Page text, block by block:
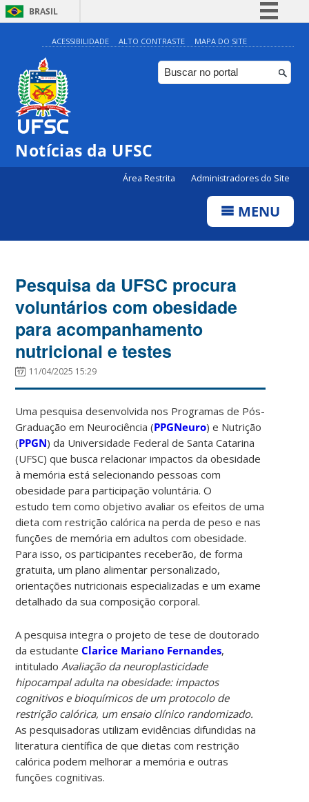
BRASIL
Simplifique!
Comunica BR
Participe
ACESSIBILIDADE ALTO CONTRASTE MAPA DO SITE
Notícias da UFSC
Área Restrita Administradores do Site
MENU
Pesquisa da UFSC procura
voluntários com obesidade
para acompanhamento
nutricional e testes
11/04/2025 15:29
Uma pesquisa desenvolvida nos Programas de Pós-
Graduação em Neurociência (PPGNeuro) e Nutrição
(PPGN) da Universidade Federal de Santa Catarina
(UFSC) que busca relacionar impactos da obesidade
à memória está selecionando pessoas com
obesidade para participação voluntária. O
estudo tem como objetivo avaliar os efeitos de uma
dieta com restrição calórica na perda de peso e nas
funções de memória em adultos com obesidade.
Para isso, os participantes receberão, de forma
gratuita, um plano alimentar personalizado,
orientações nutricionais especializadas e um exame
detalhado da sua composição corporal.
A pesquisa integra o projeto de tese de doutorado
da estudanteClarice Mariano Fernandes,
intitulado Avaliação da neuroplasticidade
hipocampal adulta na obesidade: impactos
cognitivos e bioquímicos de um protocolo de
restrição calórica, um ensaio clínico randomizado.
As pesquisadoras utilizam evidências difundidas na
literatura científica de que dietas com restrição
calórica podem melhorar a memória e outras
funções cognitivas.